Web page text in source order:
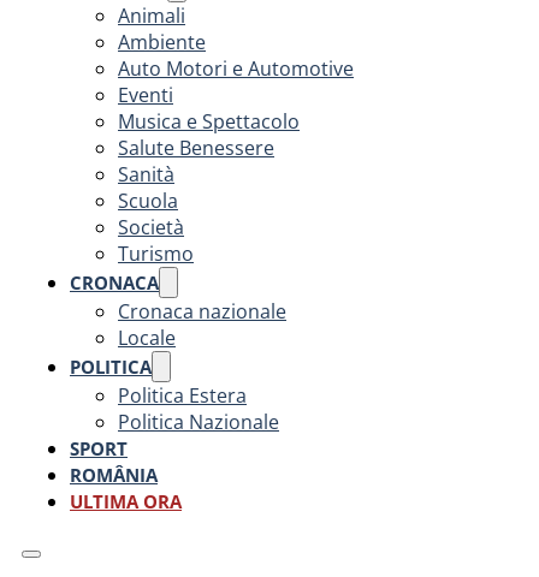
Animali
Ambiente
Auto Motori e Automotive
Eventi
Musica e Spettacolo
Salute Benessere
Sanità
Scuola
Società
Turismo
CRONACA
Cronaca nazionale
Locale
POLITICA
Politica Estera
Politica Nazionale
SPORT
ROMÂNIA
ULTIMA ORA